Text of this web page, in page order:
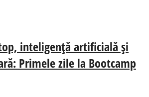
inteligență artificială și
Primele zile la Bootcamp